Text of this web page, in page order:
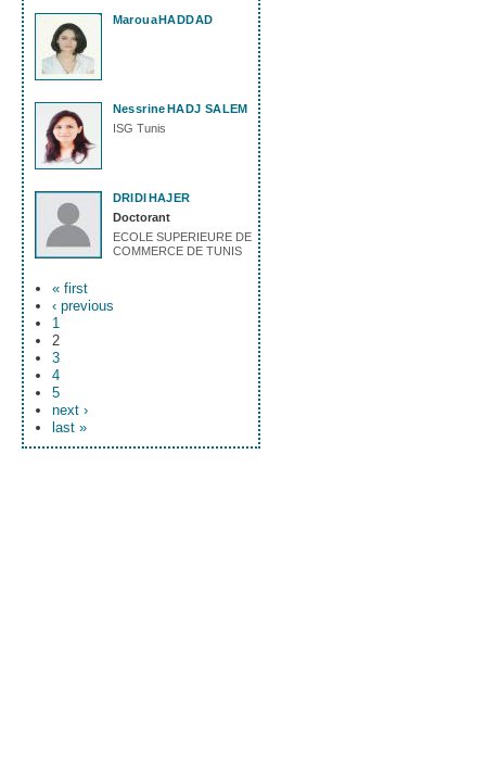
MarouaHADDAD
NessrineHADJ SALEM
ISG Tunis
DRIDIHAJER
Doctorant
ECOLE SUPERIEURE DE
COMMERCE DE TUNIS
« first
‹ previous
1
2
3
4
5
next ›
last »